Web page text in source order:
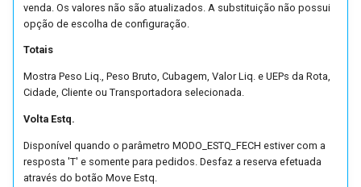
venda. Os valores não são atualizados. A substituição não possui
opção de escolha de configuração.
Totais
Mostra Peso Liq., Peso Bruto, Cubagem, Valor Liq. e UEPs da Rota,
Cidade, Cliente ou Transportadora selecionada.
Volta Estq.
Disponível quando o parâmetro MODO_ESTQ_FECH estiver com a
resposta 'T' e somente para pedidos. Desfaz a reserva efetuada
através do botão Move Estq.